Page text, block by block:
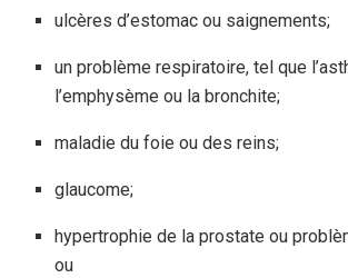
ulcères d’estomac ou saignements;
un problème respiratoire, tel que
l’emphysème ou la bronchite;
maladie du foie ou des reins;
glaucome;
hypertrophie de la prostate ou
ou